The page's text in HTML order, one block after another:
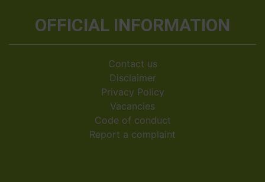
OFFICIAL INFORMATION
Contact us
Disclaimer
Privacy Policy
Vacancies
Code of conduct
Report a complaint